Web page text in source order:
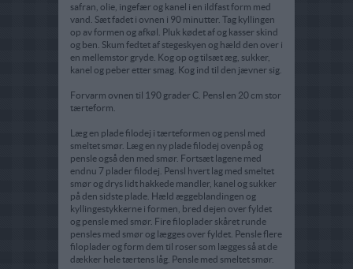
safran, olie, ingefær og kanel i en ildfast form med
vand. Sæt fadet i ovnen i 90 minutter. Tag kyllingen
op av formen og afkøl. Pluk kødet af og kasser skind
og ben. Skum fedtet af stegeskyen og hæld den over i
en mellemstor gryde. Kog op og tilsæt æg, sukker,
kanel og peber etter smag. Kog ind til den jævner sig.
Forvarm ovnen til 190 grader C. Pensl en 20 cm stor
tærteform.
Læg en plade filodej i tærteformen og pensl med
smeltet smør. Læg en ny plade filodej ovenpå og
pensle også den med smør. Fortsæt lagene med
endnu 7 plader filodej. Pensl hvert lag med smeltet
smør og drys lidt hakkede mandler, kanel og sukker
på den sidste plade. Hæld æggeblandingen og
kyllingestykkerne i formen, bred dejen over fyldet
og pensle med smør. Fire filoplader skåret runde
pensles med smør og lægges over fyldet. Pensle flere
filoplader og form dem til roser som lægges så at de
dækker hele tærtens låg. Pensle med smeltet smør.